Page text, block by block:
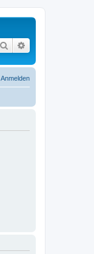
Suche
Anmelden